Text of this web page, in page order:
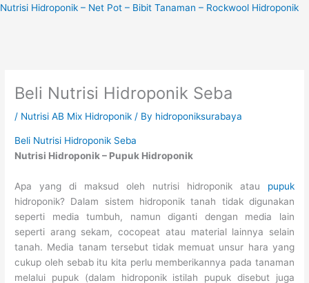
Skip
Nutrisi Hidroponik – Net Pot – Bibit Tanaman – Rockwool Hidroponik
Beli Nutrisi Hidroponik Seba
/ Nutrisi AB Mix Hidroponik / By hidroponiksurabaya
Beli Nutrisi Hidroponik Seba
Nutrisi Hidroponik – Pupuk Hidroponik
Apa yang di maksud oleh nutrisi hidroponik atau pupuk
hidroponik? Dalam sistem hidroponik tanah tidak digunakan
seperti media tumbuh, namun diganti dengan media lain
seperti arang sekam, cocopeat atau material lainnya selain
tanah. Media tanam tersebut tidak memuat unsur hara yang
cukup oleh sebab itu kita perlu memberikannya pada tanaman
melalui pupuk (dalam hidroponik istilah pupuk disebut juga